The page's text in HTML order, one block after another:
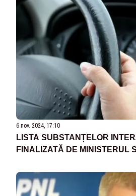
6 nov. 2024, 17:10
LISTA SUBSTANȚELOR
FINALIZATĂ DE MINISTERUL